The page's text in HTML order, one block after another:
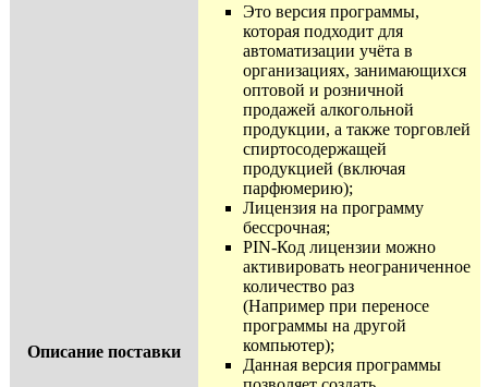
Описание поставки
Это версия программы,
которая подходит для
автоматизации учёта в
организациях, занимающихся
оптовой и розничной
продажей алкогольной
продукции, а также торговлей
спиртосодержащей
продукцией (включая
парфюмерию);
Лицензия на программу
бессрочная;
PIN-Код лицензии можно
активировать неограниченное
количество раз
(Например при переносе
программы на другой
компьютер);
Данная версия программы